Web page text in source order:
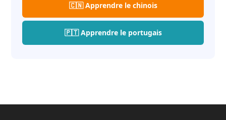
🇨🇳 Apprendre le chinois
🇵🇹 Apprendre le portugais